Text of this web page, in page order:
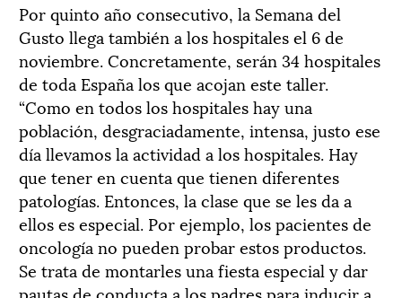
Por quinto año consecutivo, la Semana del
Gusto llega también a los hospitales el 6 de
noviembre. Concretamente, serán 34 hospitales
de toda España los que acojan este taller.
“Como en todos los hospitales hay una
población, desgraciadamente, intensa, justo ese
día llevamos la actividad a los hospitales. Hay
que tener en cuenta que tienen diferentes
patologías. Entonces, la clase que se les da a
ellos es especial. Por ejemplo, los pacientes de
oncología no pueden probar estos productos.
Se trata de montarles una fiesta especial y dar
pautas de conducta a los padres para inducir a